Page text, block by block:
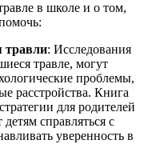
в школе и о том,
травли: Исследования
травле, могут
проблемы,
расстройства. Книга
для родителей
справляться с
уверенность в